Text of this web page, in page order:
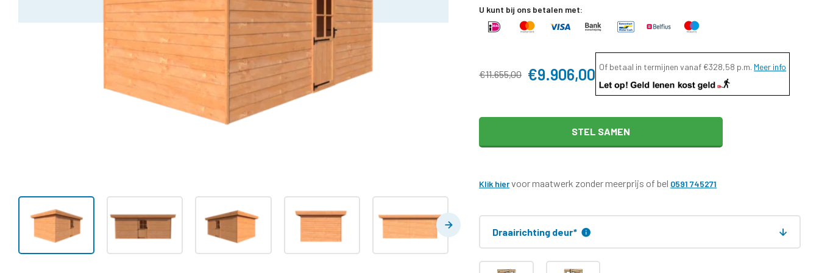
U kunt bij ons betalen met:
€11.655,00 €9.906,00 Of betaal in termijnen vanaf €328,58 p.m. Meer info
STEL SAMEN
Klik hiervoor maatwerk zonder meerprijs of bel 0591 745271
Draairichting deur*